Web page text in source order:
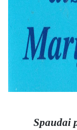
Spaudai